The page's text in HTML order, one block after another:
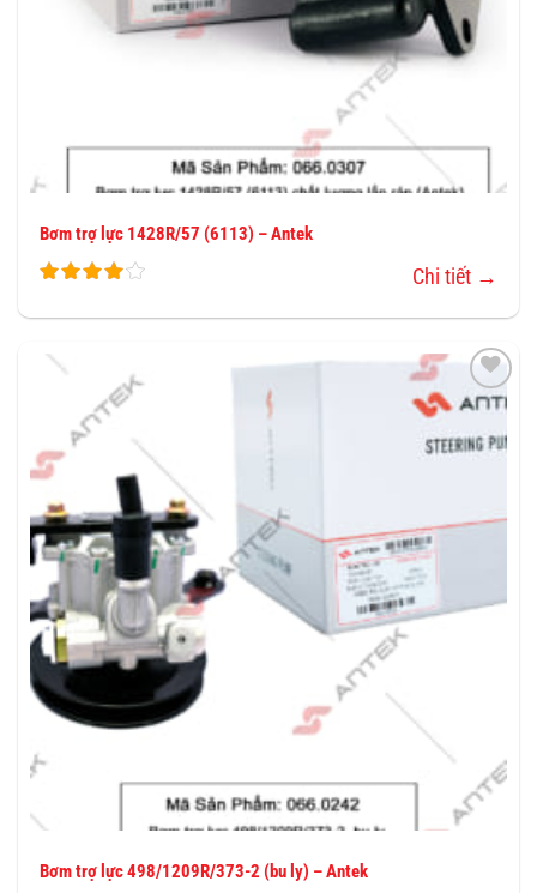
Bơm trợ lực 1428R/57 (6113) – Antek
Chi tiết →
THÊM
VÀO
YÊU
Bơm trợ lực 498/1209R/373-2 (bu ly) – Antek